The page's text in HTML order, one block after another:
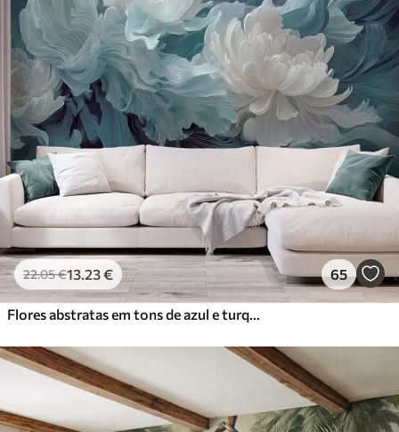
22.05€13 .23€ 65